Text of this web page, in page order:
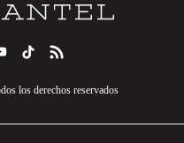
los derechos reservados